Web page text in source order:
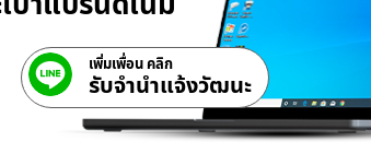
เพิ่มเพื่อน คลิก
รับจํานําแจ้งวัฒนะ